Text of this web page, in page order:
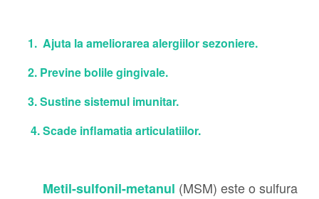
1. Ajuta la ameliorarea alergiilor sezoniere.
2. Previne bolile gingivale.
3. Sustine sistemul imunitar.
4. Scade inflamatia articulatiilor.
Metil-sulfonil-metanul (MSM) este o sulfura